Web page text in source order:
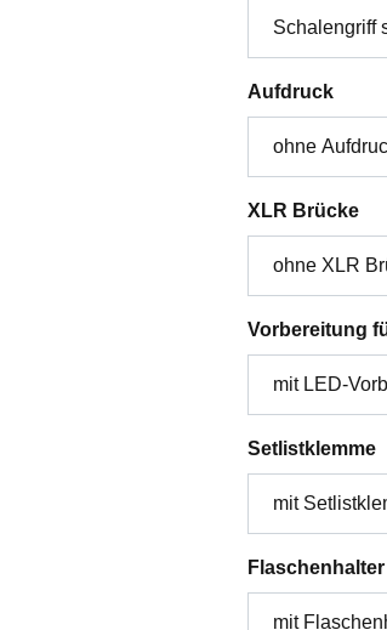
Aufdruck
XLR Brücke
Vorbereitung
Setlistklemme
Flaschenhalter